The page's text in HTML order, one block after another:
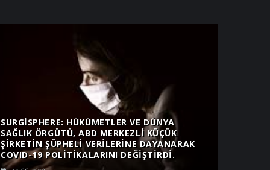
SURGISPHERE: HÜKÜMETLER VE DÜNYA
SAĞLIK ÖRGÜTÜ, ABD MERKEZLI KÜÇÜK
ŞIRKETIN ŞÜPHELI VERILERINE DAYANARAK
COVID-19 POLITIKALARINI DEĞIŞTIRDI.